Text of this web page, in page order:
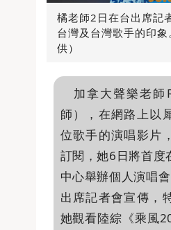
橘老師2日在台出席記
台灣及台灣歌手的印
供）
加拿大聲樂老師
師），在網路上以
位歌手的演唱影片
訂閱，她6日將首度
中心舉辦個人演唱
出席記者會宣傳，
她觀看陸綜《乘風